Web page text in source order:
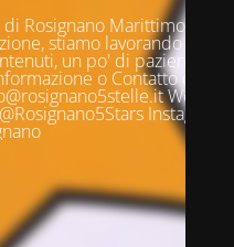
Rosignano Marittimo è
stiamo lavorando per
un po' di pazienza e
o Contatto questi
Web:
Instagram: